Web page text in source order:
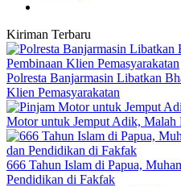
Kiriman Terbaru
Polresta Banjarmasin Libatkan
Klien Pemasyarakatan
Motor untuk Jemput Adik, Malah
666 Tahun Islam di Papua,
Pendidikan di Fakfak